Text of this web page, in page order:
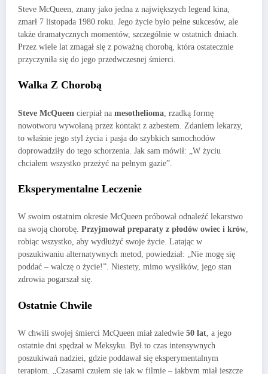
Steve McQueen, znany jako jedna z największych legend kina,
zmarł 7 listopada 1980 roku. Jego życie było pełne sukcesów, ale
także dramatycznych momentów, szczególnie w ostatnich dniach.
Przez wiele lat zmagał się z poważną chorobą, która ostatecznie
przyczyniła się do jego przedwczesnej śmierci.
Walka Z Chorobą
Steve McQueen cierpiał na mesothelioma , rzadką formę
nowotworu wywołaną przez kontakt z azbestem. Zdaniem lekarzy,
to właśnie jego styl życia i pasja do szybkich samochodów
doprowadziły do tego schorzenia. Jak sam mówił: „W życiu
chciałem wszystko przeżyć na pełnym gazie”.
Eksperymentalne Leczenie
W swoim ostatnim okresie McQueen próbował odnaleźć lekarstwo
na swoją chorobę. Przyjmował preparaty z płodów owiec i krów,
robiąc wszystko, aby wydłużyć swoje życie. Latając w
poszukiwaniu alternatywnych metod, powiedział: „Nie mogę się
poddać – walczę o życie!”. Niestety, mimo wysiłków, jego stan
zdrowia pogarszał się.
Ostatnie Chwile
W chwili swojej śmierci McQueen miał zaledwie 50 lat, a jego
ostatnie dni spędzał w Meksyku. Był to czas intensywnych
poszukiwań nadziei, gdzie poddawał się eksperymentalnym
terapiom. „Czasami czułem się jak w filmie – jakbym miał jeszcze